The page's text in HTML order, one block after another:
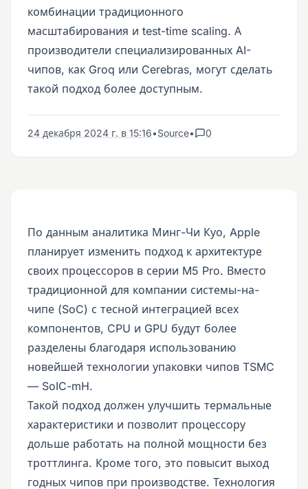
комбинации традиционного
масштабирования и test-time scaling. А
производители специализированных AI-
чипов, как Groq или Cerebras, могут сделать
такой подход более доступным.
24 декабря 2024 г. в 15:16•Source• 0
По данным аналитика Минг-Чи Куо, Apple
планирует изменить подход к архитектуре
своих процессоров в серии M5 Pro. Вместо
традиционной для компании системы-на-
чипе (SoC) с тесной интеграцией всех
компонентов, CPU и GPU будут более
разделены благодаря использованию
новейшей технологии упаковки чипов TSMC
— SoIC-mH.
Такой подход должен улучшить термальные
характеристики и позволит процессору
дольше работать на полной мощности без
троттлинга. Кроме того, это повысит выход
годных чипов при производстве. Технология